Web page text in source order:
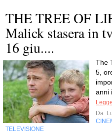
THE TREE OF
Malick stasera in
16 giu....
The
5,
anni
Da
TELEVISIONE